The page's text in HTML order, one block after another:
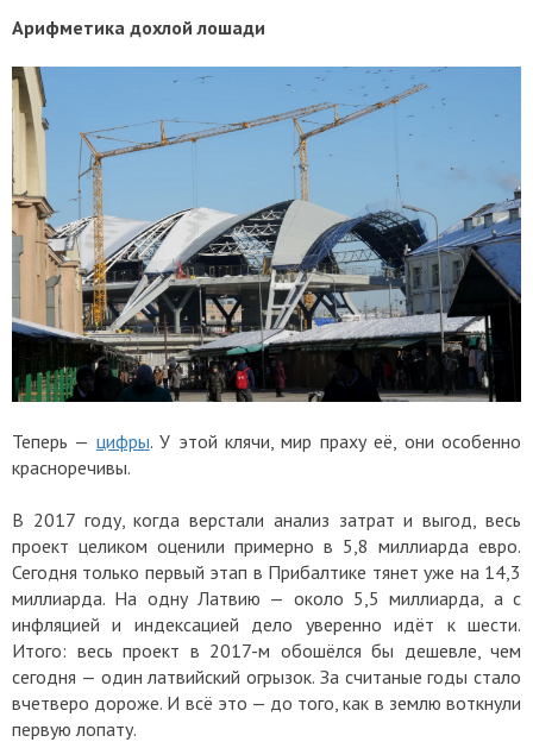
Арифметика дохлой лошади
Теперь — цифры. У этой клячи, мир праху её, они особенно
красноречивы.
В 2017 году, когда верстали анализ затрат и выгод, весь
проект целиком оценили примерно в 5,8 миллиарда евро.
Сегодня только первый этап в Прибалтике тянет уже на 14,3
миллиарда. На одну Латвию — около 5,5 миллиарда, а с
инфляцией и индексацией дело уверенно идёт к шести.
Итого: весь проект в 2017-м обошёлся бы дешевле, чем
сегодня — один латвийский огрызок. За считаные годы стало
вчетверо дороже. И всё это — до того, как в землю воткнули
первую лопату.